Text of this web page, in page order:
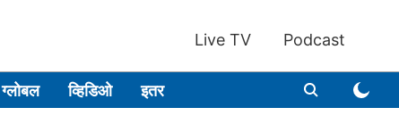
Live TV Podcast
ग्लोबल व्हिडिओ इतर